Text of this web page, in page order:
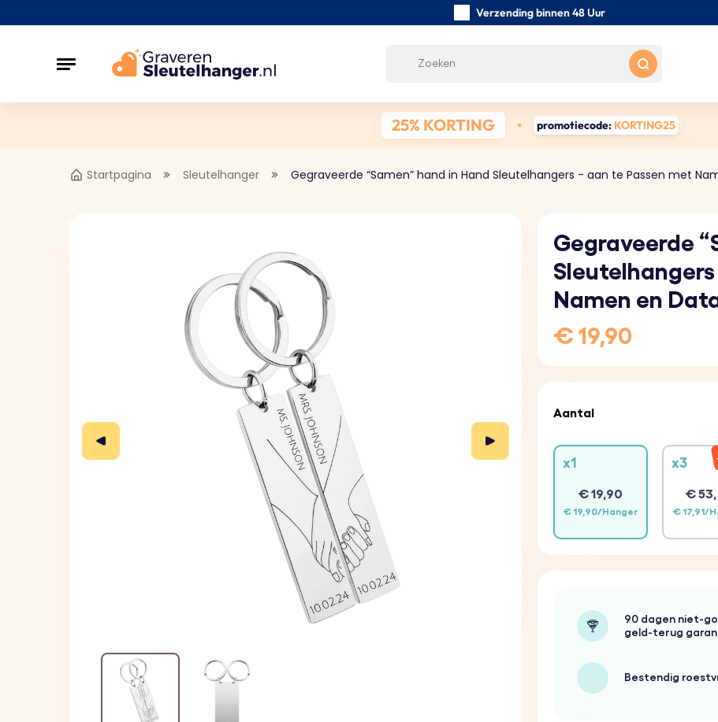
Verzending binnen 48 Uur
25% KORTING promotiecode: KORTING25
Startpagina Sleutelhanger Gegraveerde “Samen” hand in Hand Sleutelhangers - aan te Passen met
Gegraveerde
Namen en
€ 19,90
Aantal
x1
€ 19,90
€ 19,90/Hanger
x3
€
€ 17,91/
90 dagen niet-
geld-terug
Bestendig